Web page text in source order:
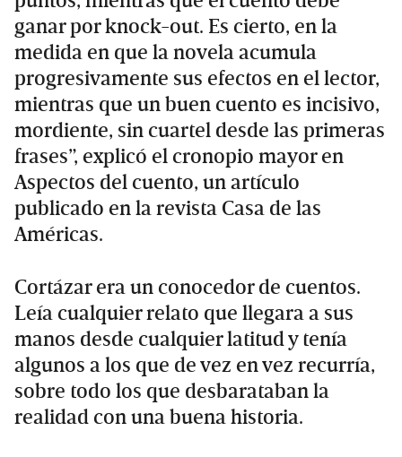
ganar por knock-out. Es cierto, en la
medida en que la novela acumula
progresivamente sus efectos en el lector,
mientras que un buen cuento es incisivo,
mordiente, sin cuartel desde las primeras
frases”, explicó el cronopio mayor en
Aspectos del cuento, un artículo
publicado en la revista Casa de las
Américas.
Cortázar era un conocedor de cuentos.
Leía cualquier relato que llegara a sus
manos desde cualquier latitud y tenía
algunos a los que de vez en vez recurría,
sobre todo los que desbarataban la
realidad con una buena historia.